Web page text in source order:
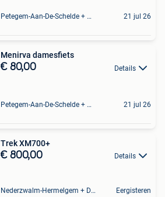
Petegem-Aan-De-Schelde + Deel Van Oudenaarde 21 jul 26
Menirva damesfiets
€ 80,00 Details
Petegem-Aan-De-Schelde + Deel Van Oudenaarde 21 jul 26
Trek XM700+
€ 800,00 Details
Nederzwalm-Hermelgem + Deel Oudenaarde En Zingem Eergisteren